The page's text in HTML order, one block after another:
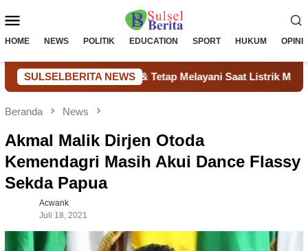
ke
Mobile
HOME NEWS POLITIK EDUCATION SPORT HUKUM OPINI
SULSELBERITA NEWS
Hemat Biaya & Tetap Melayani Saat Listrik Mati
Beranda News
Akmal Malik Dirjen Otoda
Kemendagri Masih Akui Dance Flassy
Sekda Papua
Acwank
Juli 18, 2021